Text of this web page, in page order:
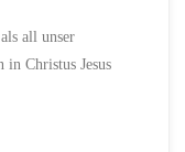
all unser
in Christus Jesus